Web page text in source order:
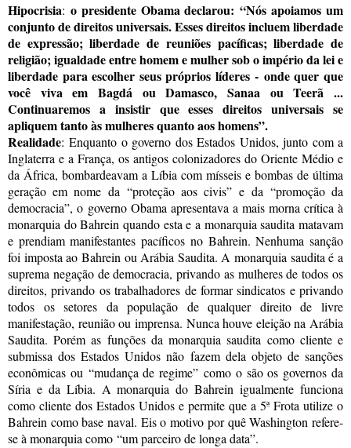
Hipocrisia: o presidente Obama declarou:“Nós apoiamos um
conjunto de direitos universais. Esses direitos incluem liberdade
de expressão; liberdade de reuniões pacíficas; liberdade de
religião; igualdade entre homem e mulher sob o império da lei e
liberdade para escolher seus próprios líderes- onde quer que
você viva em Bagdá ou Damasco, Sanaa ou Teerã ...
Continuaremos a insistir que esses direitos universais se
apliquem tanto às mulheres quanto aos homens”.
Realidade: Enquanto o governo dos Estados Unidos, junto com a
Inglaterra e a França, os antigos colonizadores do Oriente Médio e
da África, bombardeavam a Líbia com mísseis e bombas de última
geração em nome da “proteção aos civis” e da “promoção da
democracia”, o governo Obama apresentava a mais morna crítica à
monarquia do Bahrein quando esta e a monarquia saudita matavam
e prendiam manifestantes pacíficos no Bahrein. Nenhuma sanção
foi imposta ao Bahrein ou Arábia Saudita. A monarquia saudita é a
suprema negação de democracia, privando as mulheres de todos os
direitos, privando os trabalhadores de formar sindicatos e privando
todos os setores da população de qualquer direito de livre
manifestação, reunião ou imprensa. Nunca houve eleição na Arábia
Saudita. Porém as funções da monarquia saudita como cliente e
submissa dos Estados Unidos não fazem dela objeto de sanções
econômicas ou “mudança de regime” como o são os governos da
Síria e da Líbia. A monarquia do Bahrein igualmente funciona
como cliente dos Estados Unidos e permite que a 5ª Frota utilize o
Bahrein como base naval. Eis o motivo por quê Washington refere-
se à monarquia como “um parceiro de longa data”.